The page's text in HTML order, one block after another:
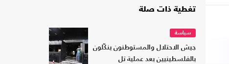
تغطية ذات صلة
سياسة
جيش الاحتلال والمستوطنون ينكّلون
بالفلسطينيين بعد عملية تل